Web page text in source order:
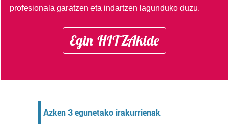
profesionala garatzen eta indartzen lagunduko duzu.
Egin HITZAkide
Azken 3 egunetako irakurrienak